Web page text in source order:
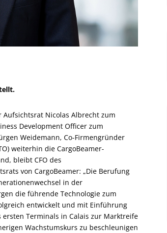
Nicolas Albrecht zum
Development Officer zum
Weidemann, Co-Firmengründer
weiterhin die CargoBeamer-
bleibt CFO des
von CargoBeamer: „Die Berufung
in der
die führende Technologie zum
entwickelt und mit Einführung
Terminals in Calais zur Marktreife
Wachstumskurs zu beschleunigen